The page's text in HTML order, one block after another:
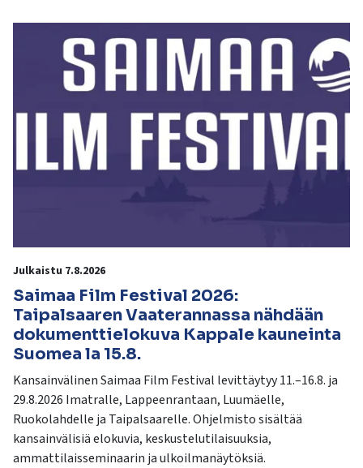
ja
pyyhkäisyliikkeitä.
Julkaistu 7.8.2026
Saimaa Film Festival 2026:
Taipalsaaren Vaaterannassa nähdään
dokumenttielokuva Kappale kauneinta
Suomea la 15.8.
Kansainvälinen Saimaa Film Festival levittäytyy 11.–16.8. ja
29.8.2026 Imatralle, Lappeenrantaan, Luumäelle,
Ruokolahdelle ja Taipalsaarelle. Ohjelmisto sisältää
kansainvälisiä elokuvia, keskustelutilaisuuksia,
ammattilaisseminaarin ja ulkoilmanäytöksiä.